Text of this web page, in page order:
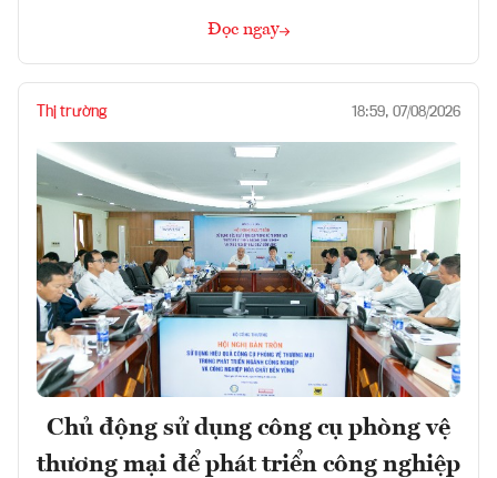
Đọc ngay
Thị trường 18:59, 07/08/2026
Chủ động sử dụng công cụ phòng vệ
thương mại để phát triển công nghiệp